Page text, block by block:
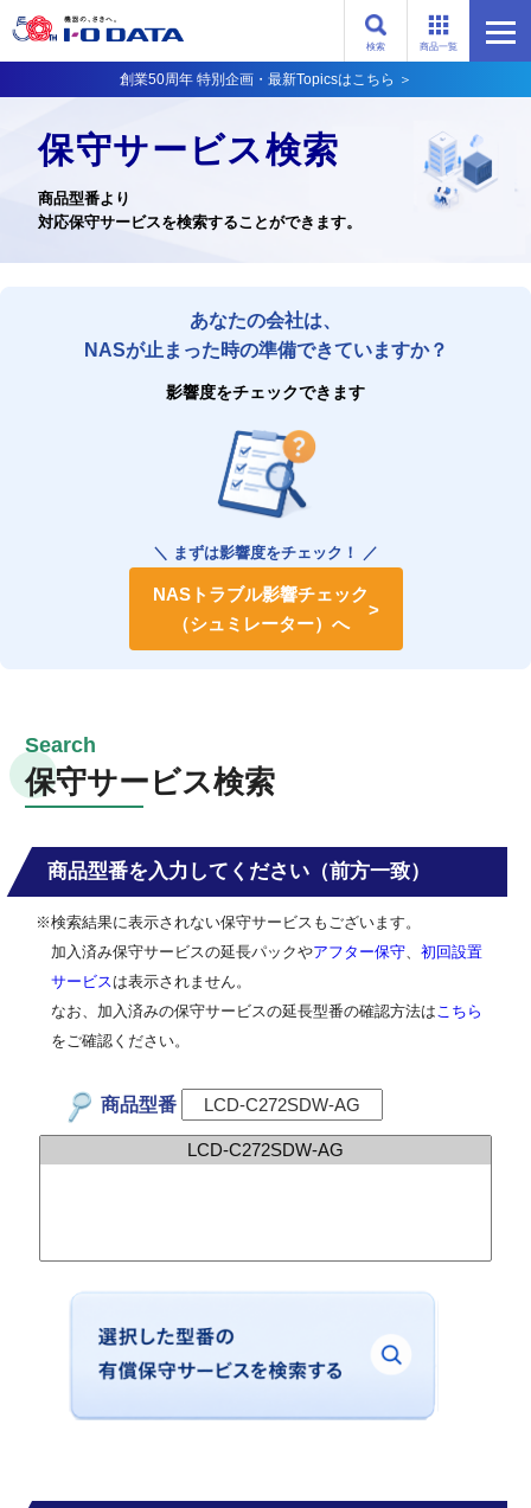
商品一覧
検索
創業50周年 特別企画・最新Topicsはこちら ＞
保守サービス検索
商品型番より
対応保守サービスを検索することができます。
あなたの会社は、
NASが止まった時の準備できていますか？
影響度をチェックできます
＼ まずは影響度をチェック！ ／
NASトラブル影響チェック
（シュミレーター）へ
保守サービス検索
商品型番を入力してください（前方一致）
※検索結果に表示されない保守サービスもございます。
加入済み保守サービスの延長パックやアフター保守
初回設置
サービス は表示されません。
なお、加入済みの保守サービスの延長型番の確認方法は こちら
をご確認ください。
商品型番